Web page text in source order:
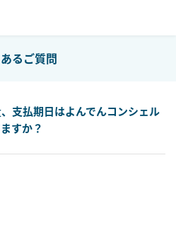
るご質問
支払期日はよんでんコンシェル
すか？